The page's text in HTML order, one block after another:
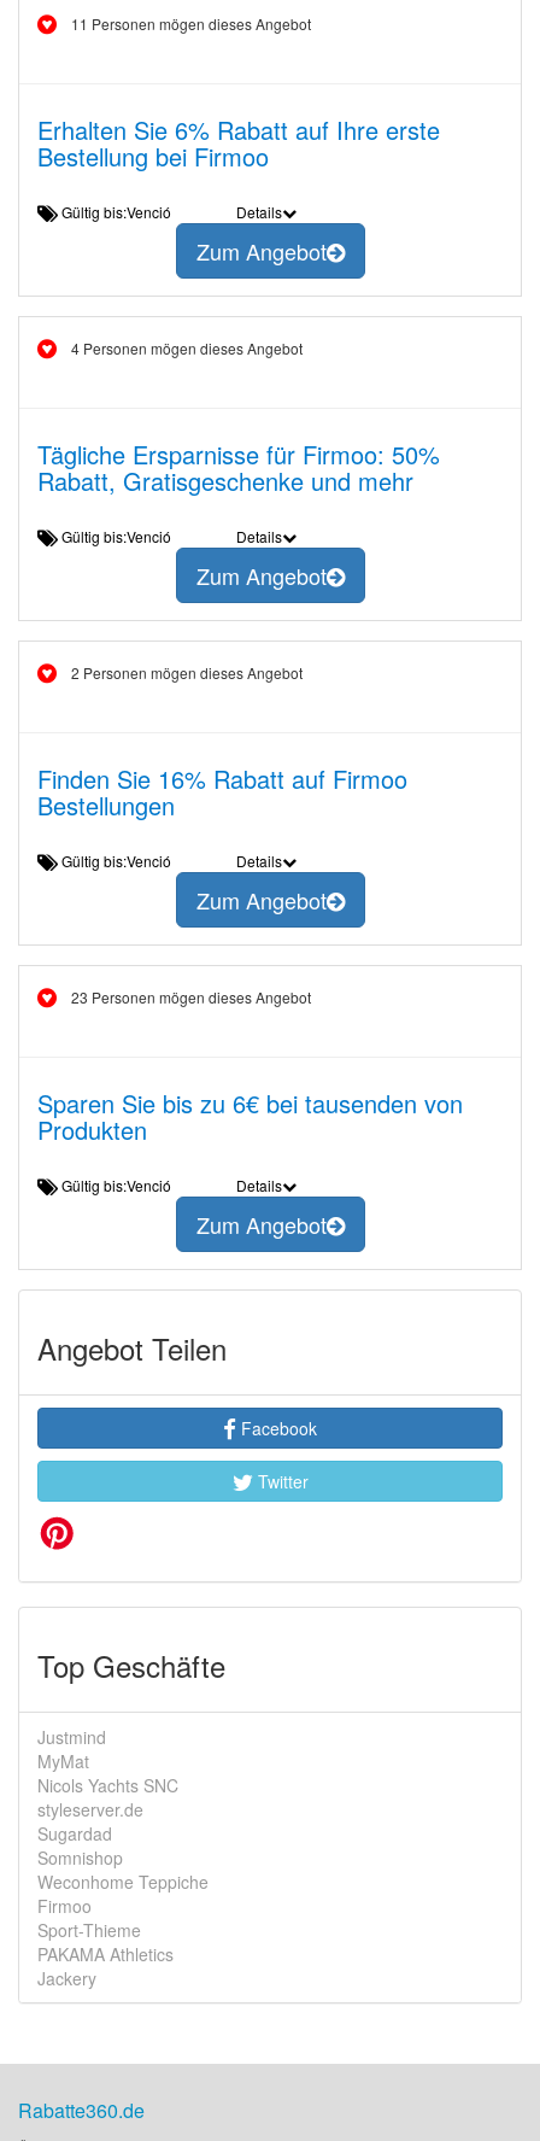
11 Personen mögen dieses Angebot
Erhalten Sie 6% Rabatt auf Ihre erste
Bestellung bei Firmoo
Gültig bis:Venció Details
Zum Angebot
4 Personen mögen dieses Angebot
Tägliche Ersparnisse für Firmoo: 50%
Rabatt, Gratisgeschenke und mehr
Gültig bis:Venció Details
Zum Angebot
2 Personen mögen dieses Angebot
Finden Sie 16% Rabatt auf Firmoo
Bestellungen
Gültig bis:Venció Details
Zum Angebot
23 Personen mögen dieses Angebot
Sparen Sie bis zu 6€ bei tausenden von
Produkten
Gültig bis:Venció Details
Zum Angebot
Angebot Teilen
Facebook
Twitter
Top Geschäfte
Justmind
MyMat
Nicols Yachts SNC
styleserver.de
Sugardad
Somnishop
Weconhome Teppiche
Firmoo
Sport-Thieme
PAKAMA Athletics
Jackery
Rabatte360.de